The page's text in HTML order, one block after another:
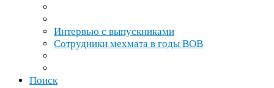
Интервью с выпускниками
Сотрудники мехмата в годы ВОВ
Поиск